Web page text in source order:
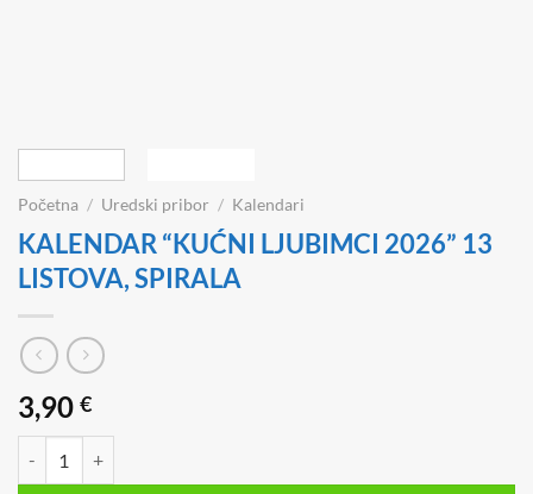
Početna / Uredski pribor / Kalendari
KALENDAR “KUĆNI LJUBIMCI 2026” 13
LISTOVA, SPIRALA
3,90 €